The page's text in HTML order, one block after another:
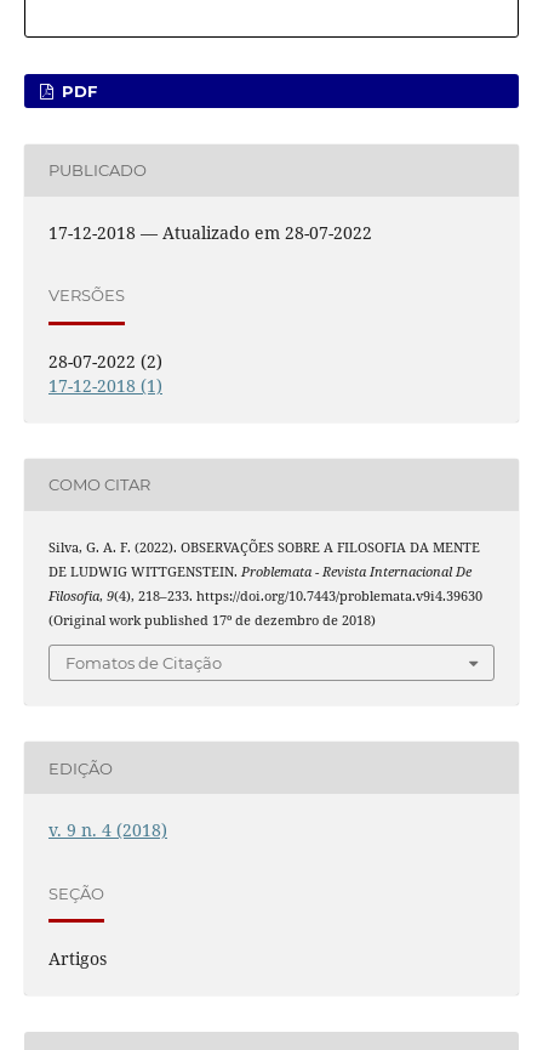
PDF
PUBLICADO
17-12-2018 — Atualizado em 28-07-2022
VERSÕES
28-07-2022 (2)
17-12-2018 (1)
COMO CITAR
Silva, G. A. F. (2022). OBSERVAÇÕES SOBRE A FILOSOFIA DA MENTE
DE LUDWIG WITTGENSTEIN. Problemata - Revista Internacional De
Filosofia, 9(4), 218–233. https://doi.org/10.7443/problemata.v9i4.39630
(Original work published 17º de dezembro de 2018)
Fomatos de Citação
EDIÇÃO
v. 9 n. 4 (2018)
SEÇÃO
Artigos